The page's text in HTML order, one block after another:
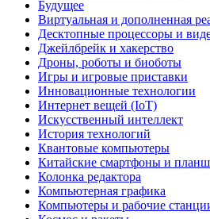
Будущее
Виртуальная и дополненная
Десктопные процессоры и
Джейлбрейк и хакерство
Дроны, роботы и биоботы
Игры и игровые приставки
Инновационные технологии
Интернет вещей (IoT)
Искусственный интеллект
История технологий
Квантовые компьютеры
Китайские смартфоны и
Колонка редактора
Компьютерная графика
Компьютеры и рабочие